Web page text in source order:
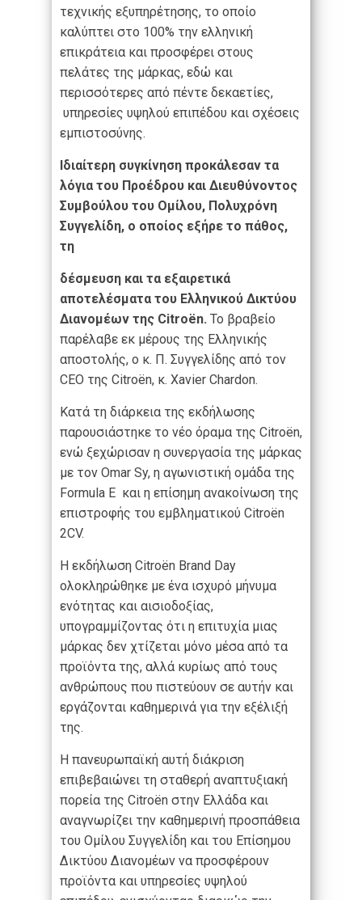
τεχνικής εξυπηρέτησης, το οποίο
καλύπτει στο 100% την ελληνική
επικράτεια και προσφέρει στους
πελάτες της μάρκας, εδώ και
περισσότερες από πέντε δεκαετίες,
υπηρεσίες υψηλού επιπέδου και σχέσεις
εμπιστοσύνης.
Ιδιαίτερη συγκίνηση προκάλεσαν τα
λόγια του Προέδρου και Διευθύνοντος
Συμβούλου του Ομίλου, Πολυχρόνη
Συγγελίδη, ο οποίος εξήρε το πάθος,
τη
δέσμευση και τα εξαιρετικά
αποτελέσματα του Ελληνικού Δικτύου
Διανομέων της Citroën. To βραβείο
παρέλαβε εκ μέρους της Ελληνικής
αποστολής, ο κ. Π. Συγγελίδης από τον
CEO της Citroёn, κ. Xavier Chardon.
Κατά τη διάρκεια της εκδήλωσης
παρουσιάστηκε το νέο όραμα της Citroën,
ενώ ξεχώρισαν η συνεργασία της μάρκας
με τον Omar Sy, η αγωνιστική ομάδα της
Formula E και η επίσημη ανακοίνωση της
επιστροφής του εμβληματικού Citroën
2CV.
H εκδήλωση Citroën Brand Day
ολοκληρώθηκε με ένα ισχυρό μήνυμα
ενότητας και αισιοδοξίας,
υπογραμμίζοντας ότι η επιτυχία μιας
μάρκας δεν χτίζεται μόνο μέσα από τα
προϊόντα της, αλλά κυρίως από τους
ανθρώπους που πιστεύουν σε αυτήν και
εργάζονται καθημερινά για την εξέλιξή
της.
Η πανευρωπαϊκή αυτή διάκριση
επιβεβαιώνει τη σταθερή αναπτυξιακή
πορεία της Citroën στην Ελλάδα και
αναγνωρίζει την καθημερινή προσπάθεια
του Ομίλου Συγγελίδη και του Επίσημου
Δικτύου Διανομέων να προσφέρουν
προϊόντα και υπηρεσίες υψηλού